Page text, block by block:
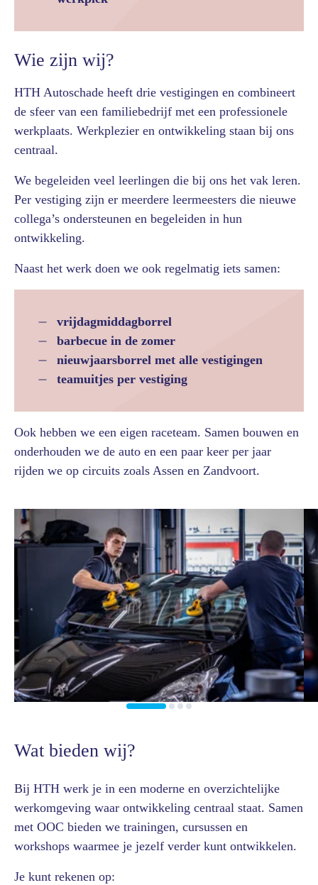
Wie zijn wij?
HTH Autoschade heeft drie vestigingen en combineert
de sfeer van een familiebedrijf met een professionele
werkplaats. Werkplezier en ontwikkeling staan bij ons
centraal.
We begeleiden veel leerlingen die bij ons het vak leren.
Per vestiging zijn er meerdere leermeesters die nieuwe
collega’s ondersteunen en begeleiden in hun
ontwikkeling.
Naast het werk doen we ook regelmatig iets samen:
vrijdagmiddagborrel
barbecue in de zomer
nieuwjaarsborrel met alle vestigingen
teamuitjes per vestiging
Ook hebben we een eigen raceteam. Samen bouwen en
onderhouden we de auto en een paar keer per jaar
rijden we op circuits zoals Assen en Zandvoort.
Wat bieden wij?
Bij HTH werk je in een moderne en overzichtelijke
werkomgeving waar ontwikkeling centraal staat. Samen
met OOC bieden we trainingen, cursussen en
workshops waarmee je jezelf verder kunt ontwikkelen.
Je kunt rekenen op: